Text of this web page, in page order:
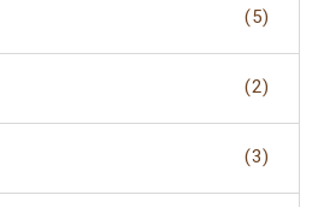
(5)
(2)
(3)